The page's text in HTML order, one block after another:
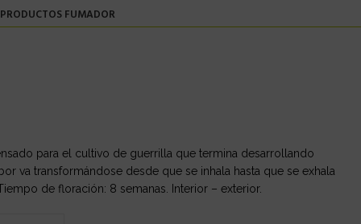
PRODUCTOS FUMADOR
para el cultivo de guerrilla que termina desarrollando
va transformándose desde que se inhala hasta que se exhala
de floración: 8 semanas. Interior – exterior.